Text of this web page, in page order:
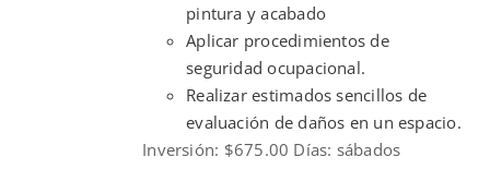
pintura y acabado
Aplicar procedimientos de
seguridad ocupacional.
Realizar estimados sencillos de
evaluación de daños en un espacio.
Inversión: $675.00 Días: sábados